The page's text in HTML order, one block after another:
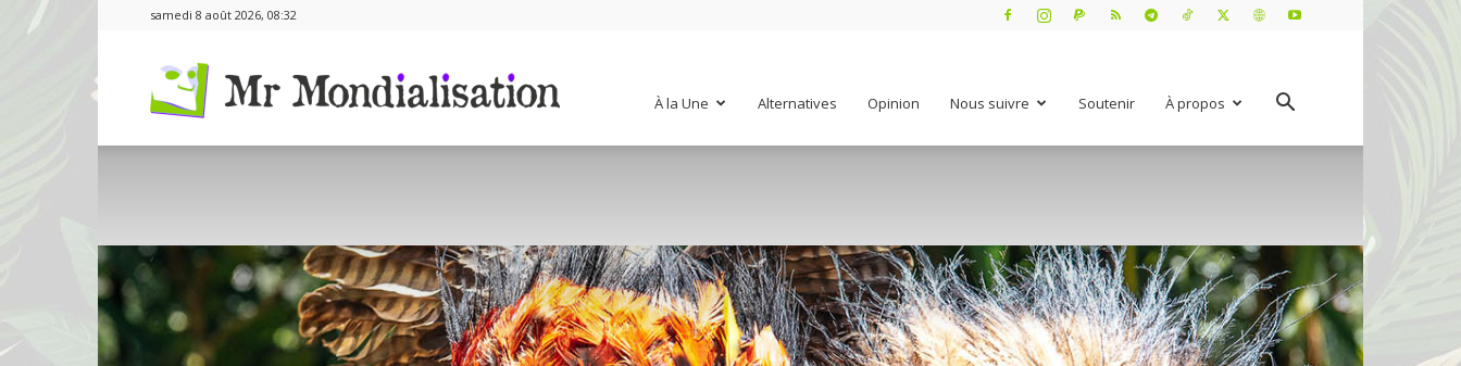
samedi 8 août 2026, 08:32
À la Une Alternatives Opinion Nous suivre Soutenir À propos